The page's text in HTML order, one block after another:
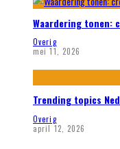
Waardering tonen:
Overig
mei 11, 2026
Trending topics
Overig
april 12, 2026